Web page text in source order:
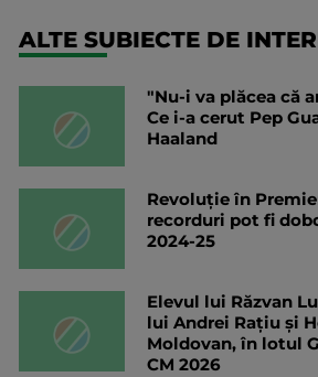
ALTE SUBIECTE DE
"Nu-i va plăcea că
Ce i-a cerut Pep
Haaland
Revoluție în
recorduri pot fi
2024-25
Elevul lui Răzvan
lui Andrei Rațiu și
Moldovan, în lotul
CM 2026